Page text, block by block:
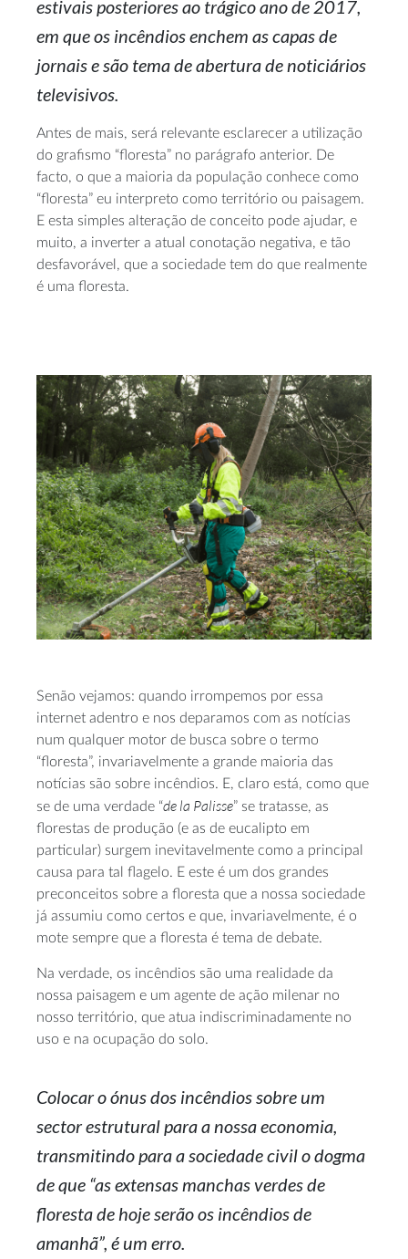
estivais posteriores ao trágico ano de 2017,
em que os incêndios enchem as capas de
jornais e são tema de abertura de noticiários
televisivos.
Antes de mais, será relevante esclarecer a utilização
do grafismo “floresta” no parágrafo anterior. De
facto, o que a maioria da população conhece como
“floresta” eu interpreto como território ou paisagem.
E esta simples alteração de conceito pode ajudar, e
muito, a inverter a atual conotação negativa, e tão
desfavorável, que a sociedade tem do que realmente
é uma floresta.
Senão vejamos: quando irrompemos por essa
internet adentro e nos deparamos com as notícias
num qualquer motor de busca sobre o termo
“floresta”, invariavelmente a grande maioria das
notícias são sobre incêndios. E, claro está, como que
se de uma verdade “de la Palisse” se tratasse, as
florestas de produção (e as de eucalipto em
particular) surgem inevitavelmente como a principal
causa para tal flagelo. E este é um dos grandes
preconceitos sobre a floresta que a nossa sociedade
já assumiu como certos e que, invariavelmente, é o
mote sempre que a floresta é tema de debate.
Na verdade, os incêndios são uma realidade da
nossa paisagem e um agente de ação milenar no
nosso território, que atua indiscriminadamente no
uso e na ocupação do solo.
Colocar o ónus dos incêndios sobre um
sector estrutural para a nossa economia,
transmitindo para a sociedade civil o dogma
de que “as extensas manchas verdes de
floresta de hoje serão os incêndios de
amanhã”, é um erro.